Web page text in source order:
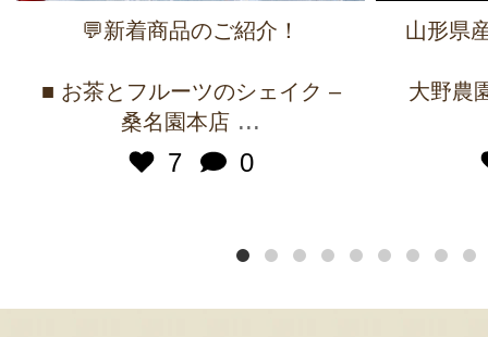
💬新着商品のご紹介！
■ お茶とフルーツのシェイク –
桑名園本店 ...
7
0
山形県
大野農